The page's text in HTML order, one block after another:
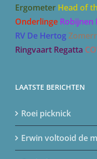
Ergometer Head of
Onderlinge Robijnen
RV De Hertog
Ringvaart Regatta
LAATSTE BERICHTEN
Roei picknick
Erwin voltooid de